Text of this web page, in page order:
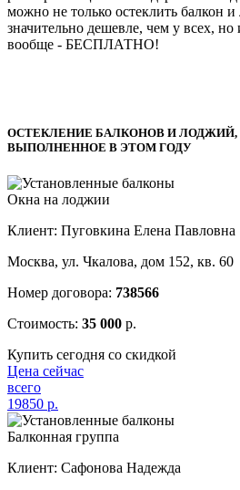
можно не только остеклить балкон
значительно дешевле, чем у всех, но
вообще - БЕСПЛАТНО!
ОСТЕКЛЕНИЕ БАЛКОНОВ И ЛОДЖИЙ,
ВЫПОЛНЕННОЕ В ЭТОМ ГОДУ
Окна на лоджии
Клиент: Пуговкина Елена Павловна
Москва, ул. Чкалова, дом 152, кв. 60
Номер договора: 738566
Стоимость: 35 000 р.
Купить сегодня со скидкой
Цена сейчас
всего
19850 р.
Балконная группа
Клиент: Сафонова Надежда